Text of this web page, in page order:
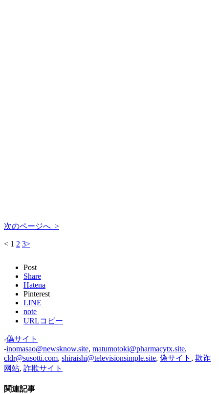
次のページへ >
< 1 2 3>
Post
Share
Hatena
Pinterest
LINE
note
URLコピー
-偽サイト
-inomasao@newsknow.site, matumotoki@pharmacytx.site,
cldr@susotti.com, shiraishi@televisionsimple.site, 偽サイト , 欺诈
网站, 詐欺サイト
関連記事